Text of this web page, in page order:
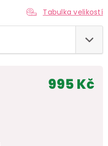
Tabulka velikostí
995 Kč